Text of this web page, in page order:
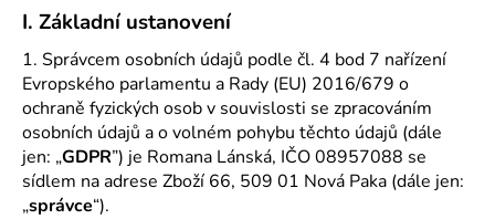
I. Základní ustanovení
1. Správcem osobních údajů podle čl. 4 bod 7 nařízení
Evropského parlamentu a Rady (EU) 2016/679 o
ochraně fyzických osob v souvislosti se zpracováním
osobních údajů a o volném pohybu těchto údajů (dále
jen: „GDPR”) je Romana Lánská, IČO 08957088 se
sídlem na adrese Zboží 66, 509 01 Nová Paka (dále jen:
„správce“).
n
a
j
í
t
?